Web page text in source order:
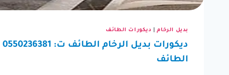
بديل الرخام| ديكورات الطائف
الطائف